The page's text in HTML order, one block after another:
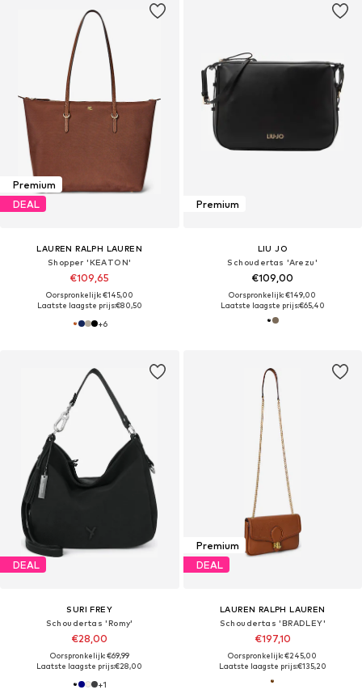
Premium
DEAL
LAUREN RALPH LAUREN
Shopper 'KEATON'
€109,65
Oorspronkelijk: €145,00
Laatste laagste prijs:€80,50
+6
Premium
LIU JO
Schoudertas 'Arezu'
€109,00
Oorspronkelijk: €149,00
Laatste laagste prijs:€65,40
DEAL
SURI FREY
Schoudertas 'Romy'
€28,00
Oorspronkelijk: €69,99
Laatste laagste prijs:€28,00
+1
Premium
DEAL
LAUREN RALPH LAUREN
Schoudertas 'BRADLEY'
€197,10
Oorspronkelijk: €245,00
Laatste laagste prijs:€135,20